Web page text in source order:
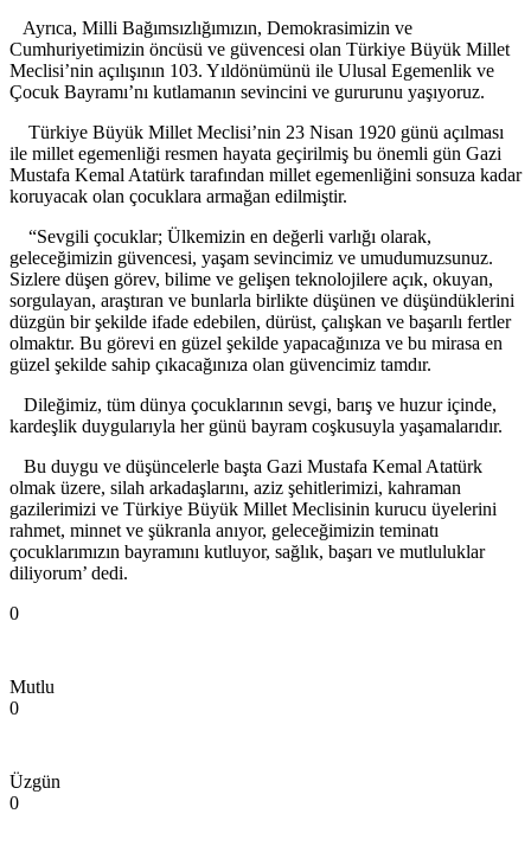
Ayrıca, Milli Bağımsızlığımızın, Demokrasimizin ve
Cumhuriyetimizin öncüsü ve güvencesi olan Türkiye Büyük Millet
Meclisi’nin açılışının 103. Yıldönümünü ile Ulusal Egemenlik ve
Çocuk Bayramı’nı kutlamanın sevincini ve gururunu yaşıyoruz.
Türkiye Büyük Millet Meclisi’nin 23 Nisan 1920 günü açılması
ile millet egemenliği resmen hayata geçirilmiş bu önemli gün Gazi
Mustafa Kemal Atatürk tarafından millet egemenliğini sonsuza kadar
koruyacak olan çocuklara armağan edilmiştir.
“Sevgili çocuklar; Ülkemizin en değerli varlığı olarak,
geleceğimizin güvencesi, yaşam sevincimiz ve umudumuzsunuz.
Sizlere düşen görev, bilime ve gelişen teknolojilere açık, okuyan,
sorgulayan, araştıran ve bunlarla birlikte düşünen ve düşündüklerini
düzgün bir şekilde ifade edebilen, dürüst, çalışkan ve başarılı fertler
olmaktır. Bu görevi en güzel şekilde yapacağınıza ve bu mirasa en
güzel şekilde sahip çıkacağınıza olan güvencimiz tamdır.
Dileğimiz, tüm dünya çocuklarının sevgi, barış ve huzur içinde,
kardeşlik duygularıyla her günü bayram coşkusuyla yaşamalarıdır.
Bu duygu ve düşüncelerle başta Gazi Mustafa Kemal Atatürk
olmak üzere, silah arkadaşlarını, aziz şehitlerimizi, kahraman
gazilerimizi ve Türkiye Büyük Millet Meclisinin kurucu üyelerini
rahmet, minnet ve şükranla anıyor, geleceğimizin teminatı
çocuklarımızın bayramını kutluyor, sağlık, başarı ve mutluluklar
diliyorum’ dedi.
0
Mutlu
0
Üzgün
0